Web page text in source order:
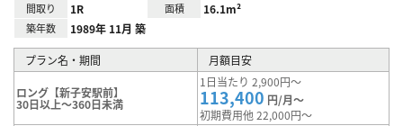
間取り 1R 面積 16.1m²
築年数 1989年 11月 築
プラン名・期間 月額目安
ロング【新子安駅前】
30日以上～360日未満
1日当たり 2,900円～
113,400 円/月～
初期費用他 22,000円～